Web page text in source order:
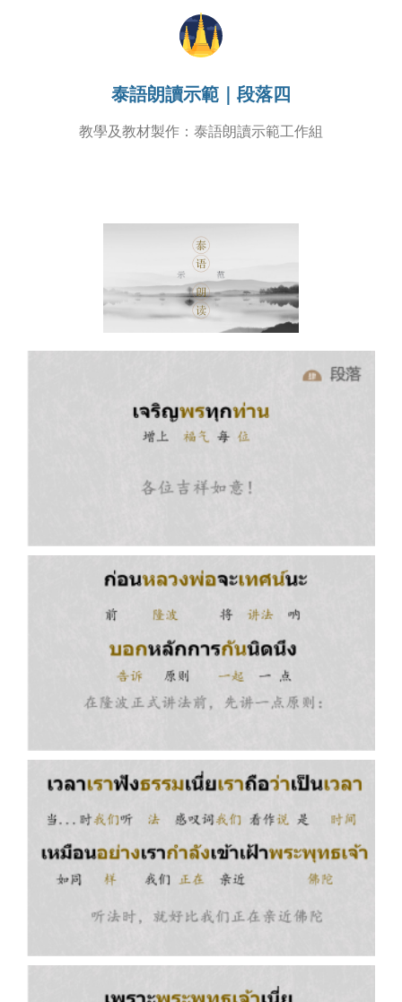
泰語朗讀示範｜段落四
教學及教材製作：泰語朗讀示範工作組